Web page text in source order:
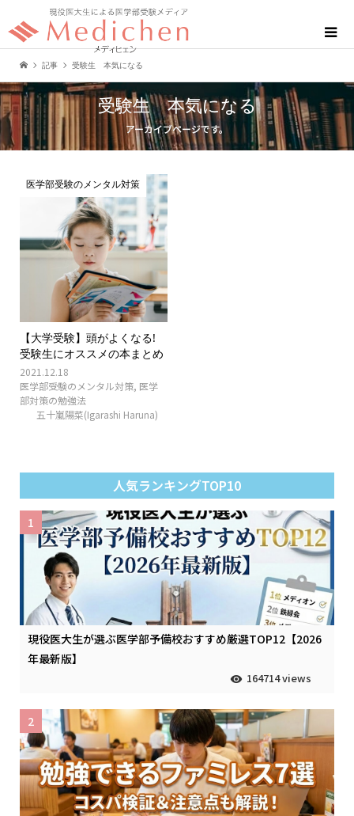
記事 受験生 本気になる
受験生 本気になる
アーカイブページです。
医学部受験のメンタル対策
【大学受験】頭がよくなる!
受験生にオススメの本まとめ
2021.12.18
医学部受験のメンタル対策, 医学
部対策の勉強法
五十嵐陽菜(Igarashi Haruna)
人気ランキングTOP10
現役医大生が選ぶ医学部予備校おすすめ厳選TOP12【2026
年最新版】
164714 views
1
2